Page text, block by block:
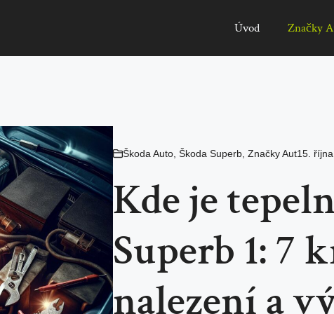
Úvod Značky
Škoda Auto, Škoda Superb, Značky Aut15.
Kde je
Superb 1: 7
nalezení a